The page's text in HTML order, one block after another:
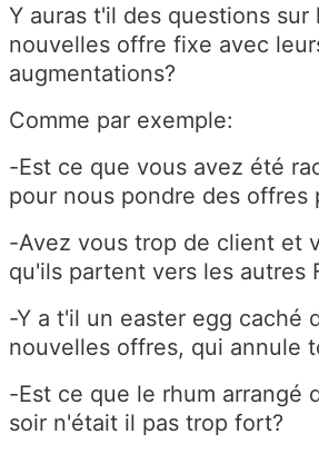
Y auras t'il des questions sur
nouvelles offre fixe avec
augmentations?
Comme par exemple:
-Est ce que vous avez été
pour nous pondre des offres
-Avez vous trop de client et
qu'ils partent vers les autres
-Y a t'il un easter egg caché
nouvelles offres, qui annule
-Est ce que le rhum arrangé
soir n'était il pas trop fort?